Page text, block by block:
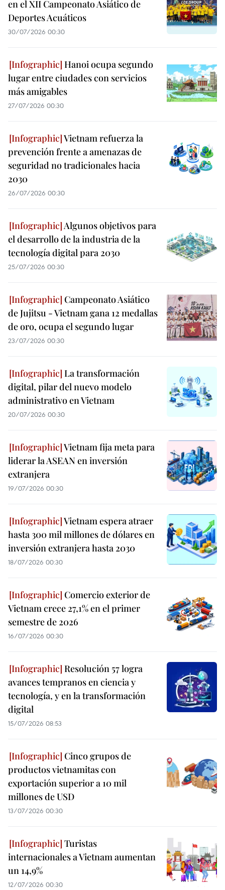
en el XII Campeonato Asiático de
Deportes Acuáticos
30/07/2026 00:30
Hanoi ocupa segundo
lugar entre ciudades con servicios
más amigables
27/07/2026 00:30
Vietnam refuerza la
prevención frente a amenazas de
seguridad no tradicionales hacia
2030
26/07/2026 00:30
Algunos objetivos para
el desarrollo de la industria de la
tecnología digital para 2030
25/07/2026 00:30
Campeonato Asiático
de Jujitsu - Vietnam gana 12 medallas
de oro, ocupa el segundo lugar
23/07/2026 00:30
La transformación
digital, pilar del nuevo modelo
administrativo en Vietnam
20/07/2026 00:30
Vietnam fija meta para
liderar la ASEAN en inversión
extranjera
19/07/2026 00:30
Vietnam espera atraer
hasta 300 mil millones de dólares en
inversión extranjera hasta 2030
18/07/2026 00:30
Comercio exterior de
Vietnam crece 27,1% en el primer
semestre de 2026
16/07/2026 00:30
Resolución 57 logra
avances tempranos en ciencia y
tecnología, y en la transformación
digital
15/07/2026 08:53
Cinco grupos de
productos vietnamitas con
exportación superior a 10 mil
millones de USD
13/07/2026 00:30
Turistas
internacionales a Vietnam aumentan
un 14,9%
12/07/2026 00:30